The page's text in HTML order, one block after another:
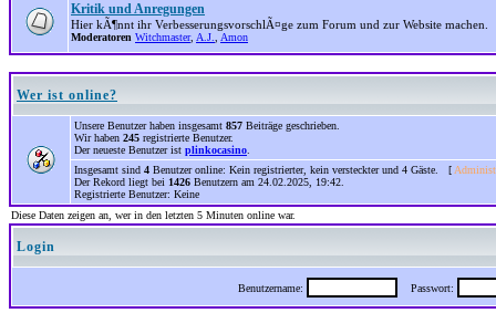
Kritik und Anregungen
Hier kÃ¶nnt ihr VerbesserungsvorschlÃ¤ge zum Forum und zur Website machen.
Moderatoren Witchmaster, A.J. Amon
Wer ist online?
Unsere Benutzer haben insgesamt 857 Beiträge geschrieben.
Wir haben 245 registrierte Benutzer.
Der neueste Benutzer ist plinkocasino
Insgesamt sind 4 Benutzer online: Kein registrierter, kein versteckter und 4 Gäste. [
Der Rekord liegt bei 1426 Benutzern am 24.02.2025, 19:42.
Registrierte Benutzer: Keine
Diese Daten zeigen an, wer in den letzten 5 Minuten online war.
Login
Benutzername: Passwort: